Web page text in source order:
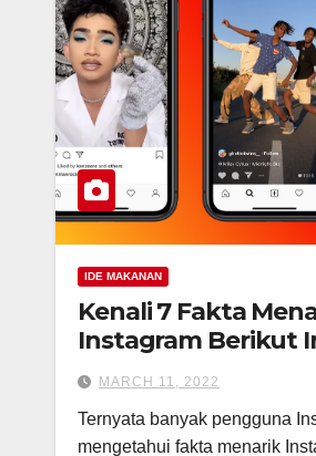
IDE MAKANAN
Kenali 7 Fakta
Instagram Berikut
MARCH 11, 2022
Ternyata banyak pengguna
mengetahui fakta menarik